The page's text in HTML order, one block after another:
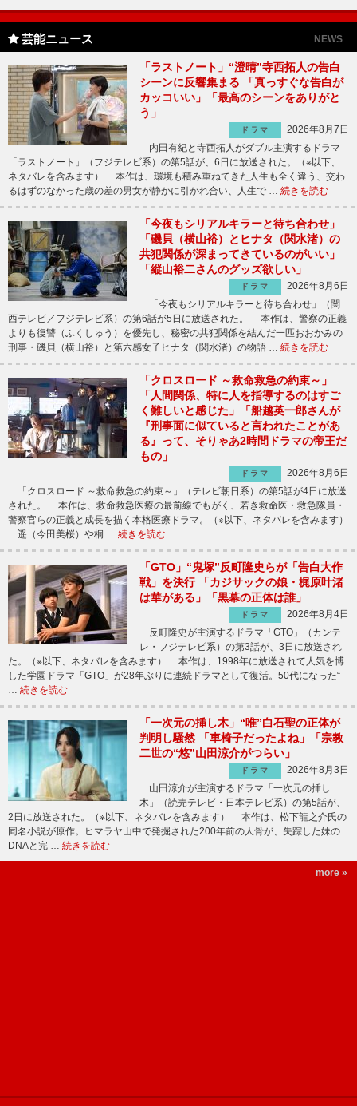
芸能ニュース NEWS
「ラストノート」“澄晴”寺西拓人の告白
シーンに反響集まる 「真っすぐな告白が
カッコいい」「最高のシーンをありがと
う」
ドラマ
2026年8月7日
内田有紀と寺西拓人がダブル主演するドラマ
「ラストノート」（フジテレビ系）の第5話が、6日に放送された。（※以下、
ネタバレを含みます） 本作は、環境も積み重ねてきた人生も全く違う、交わ
るはずのなかった歳の差の男女が静かに引かれ合い、人生で … 続きを読む
「今夜もシリアルキラーと待ち合わせ」
「磯貝（横山裕）とヒナタ（関水渚）の
共犯関係が深まってきているのがいい」
「縦山裕二さんのグッズ欲しい」
ドラマ
2026年8月6日
「今夜もシリアルキラーと待ち合わせ」（関
西テレビ／フジテレビ系）の第6話が5日に放送された。 本作は、警察の正義
よりも復讐（ふくしゅう）を優先し、秘密の共犯関係を結んだ一匹おおかみの
刑事・磯貝（横山裕）と第六感女子ヒナタ（関水渚）の物語 … 続きを読む
「クロスロード ～救命救急の約束～」
「人間関係、特に人を指導するのはすご
く難しいと感じた」「船越英一郎さんが
『刑事面に似ていると言われたことがあ
る』って、そりゃあ2時間ドラマの帝王だ
もの」
ドラマ
2026年8月6日
「クロスロード ～救命救急の約束～」（テレビ朝日系）の第5話が4日に放送
された。 本作は、救命救急医療の最前線でもがく、若き救命医・救急隊員・
警察官らの正義と成長を描く本格医療ドラマ。（※以下、ネタバレを含みます）
遥（今田美桜）や桐 … 続きを読む
「GTO」“鬼塚”反町隆史らが「告白大作
戦」を決行 「カジサックの娘・梶原叶渚
は華がある」「黒幕の正体は誰」
ドラマ
2026年8月4日
反町隆史が主演するドラマ「GTO」（カンテ
レ・フジテレビ系）の第3話が、3日に放送され
た。（※以下、ネタバレを含みます） 本作は、1998年に放送されて人気を博
した学園ドラマ「GTO」が28年ぶりに連続ドラマとして復活。50代になった“
… 続きを読む
「一次元の挿し木」“唯”白石聖の正体が
判明し騒然 「車椅子だったよね」「宗教
二世の“悠”山田涼介がつらい」
ドラマ
2026年8月3日
山田涼介が主演するドラマ「一次元の挿し
木」（読売テレビ・日本テレビ系）の第5話が、
2日に放送された。（※以下、ネタバレを含みます） 本作は、松下龍之介氏の
同名小説が原作。ヒマラヤ山中で発掘された200年前の人骨が、失踪した妹の
DNAと完 … 続きを読む
more »